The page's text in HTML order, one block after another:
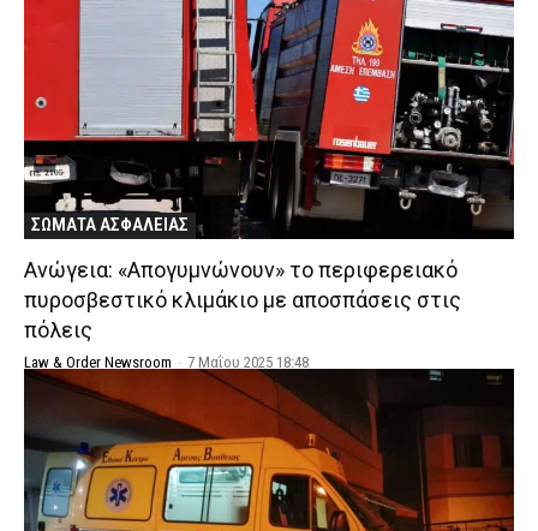
ΣΩΜΑΤΑ ΑΣΦΑΛΕΙΑΣ
Ανώγεια: «Απογυμνώνουν» το περιφερειακό
πυροσβεστικό κλιμάκιο με αποσπάσεις στις
πόλεις
Law & Order Newsroom - 7 Μαΐου 2025 18:48